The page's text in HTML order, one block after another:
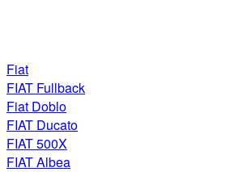
Fiat
FIAT Fullback
Fiat Doblo
FIAT Ducato
FIAT 500X
FIAT Albea